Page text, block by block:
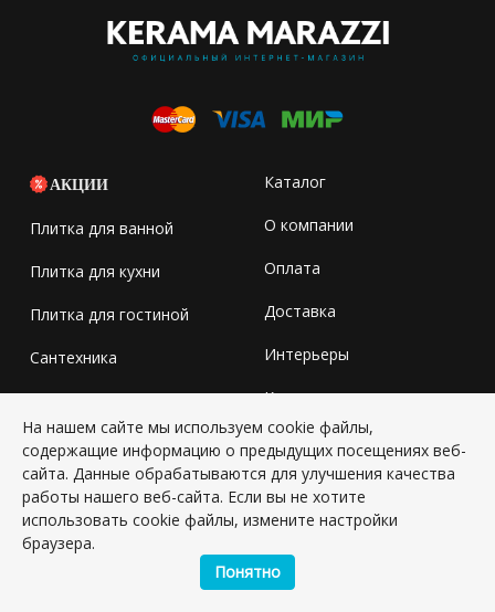
АКЦИИ
Плитка для ванной
Плитка для кухни
Плитка для гостиной
Сантехника
Каталог
О компании
Оплата
Доставка
Интерьеры
Контакты
Карта сайта
Новости
ЦАРИЦЫНО
г. Москва, улица Солнечная, д. 6
На нашем сайте мы используем cookie файлы,
содержащие информацию о предыдущих посещениях веб-
сайта. Данные обрабатываются для улучшения качества
работы нашего веб-сайта. Если вы не хотите
использовать cookie файлы, измените настройки
браузера.
Понятно